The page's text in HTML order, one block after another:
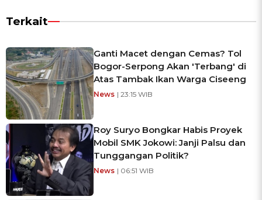
Terkait
Ganti Macet dengan Cemas? Tol
Bogor-Serpong Akan 'Terbang' di
Atas Tambak Ikan Warga Ciseeng
News | 23:15 WIB
Roy Suryo Bongkar Habis Proyek
Mobil SMK Jokowi: Janji Palsu dan
Tunggangan Politik?
News | 06:51 WIB